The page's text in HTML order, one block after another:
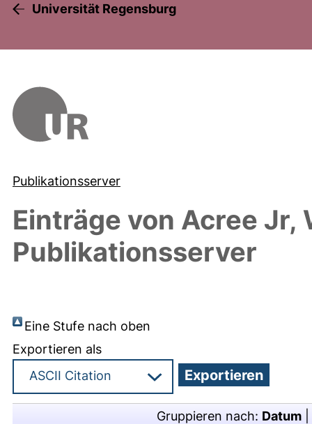
Universität Regensburg
Publikationsserver
Einträge von Acree Jr,
Publikationsserver
Eine Stufe nach oben
Exportieren als
Gruppieren nach: Datum